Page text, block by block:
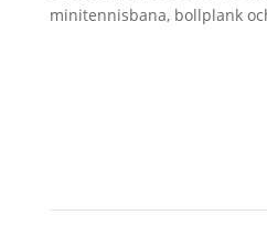
minitennisbana, bollplank